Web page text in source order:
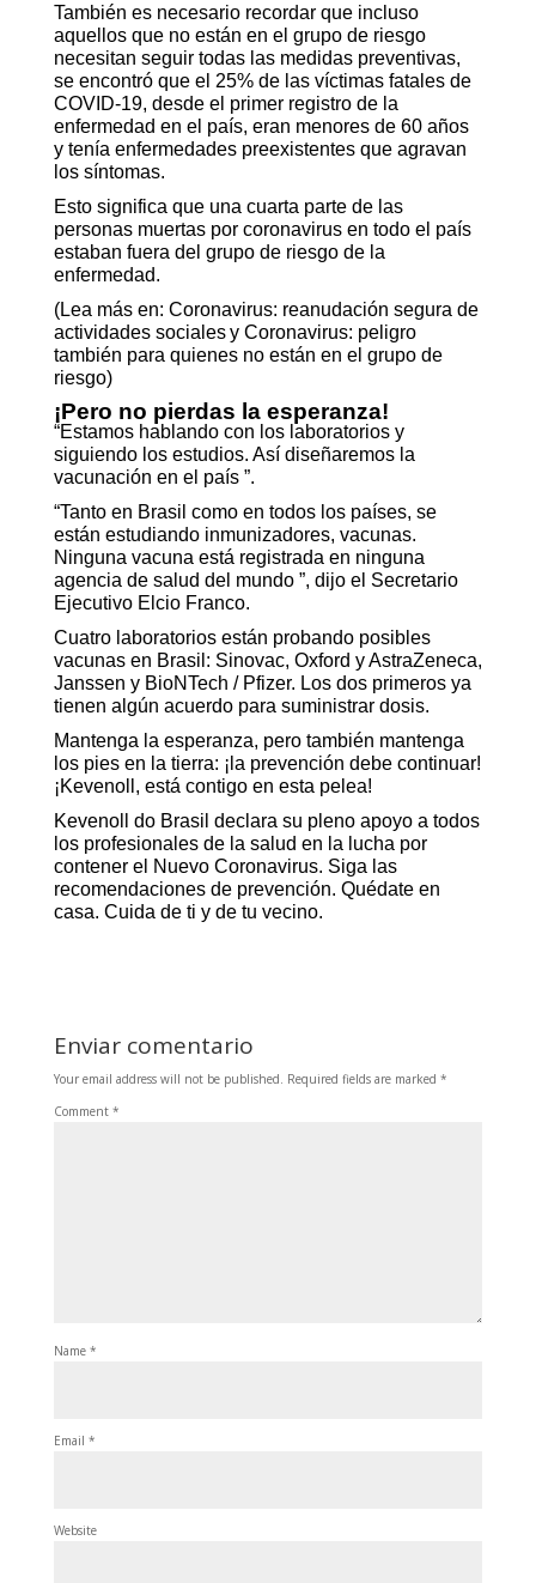
También es necesario recordar que incluso
aquellos que no están en el grupo de riesgo
necesitan seguir todas las medidas preventivas,
se encontró que el 25% de las víctimas fatales de
COVID-19, desde el primer registro de la
enfermedad en el país, eran menores de 60 años
y tenía enfermedades preexistentes que agravan
los síntomas.
Esto significa que una cuarta parte de las
personas muertas por coronavirus en todo el país
estaban fuera del grupo de riesgo de la
enfermedad.
(Lea más en: Coronavirus: reanudación segura de
actividades socialesy Coronavirus: peligro
también para quienes no están en el grupo de
riesgo)
¡Pero no pierdas la esperanza!
“Estamos hablando con los laboratorios y
siguiendo los estudios. Así diseñaremos la
vacunación en el país ”.
“Tanto en Brasil como en todos los países, se
están estudiando inmunizadores, vacunas.
Ninguna vacuna está registrada en ninguna
agencia de salud del mundo ”, dijo el Secretario
Ejecutivo Elcio Franco.
Cuatro laboratorios están probando posibles
vacunas en Brasil: Sinovac, Oxford y AstraZeneca,
Janssen y BioNTech / Pfizer. Los dos primeros ya
tienen algún acuerdo para suministrar dosis.
Mantenga la esperanza, pero también mantenga
los pies en la tierra: ¡la prevención debe continuar!
¡Kevenoll, está contigo en esta pelea!
Kevenoll do Brasil declara su pleno apoyo a todos
los profesionales de la salud en la lucha por
contener el Nuevo Coronavirus. Siga las
recomendaciones de prevención. Quédate en
casa. Cuida de ti y de tu vecino.
Enviar comentario
Your email address will not be published. Required fields are marked *
Comment *
Name *
Email *
Website